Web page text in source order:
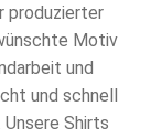
produzierter
Motiv
und
und schnell
Shirts